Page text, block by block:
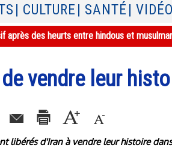
| CULTURE | SANTÉ |
après des heurts entre hindous et
vendre leur
libérés d'Iran à vendre leur histoire